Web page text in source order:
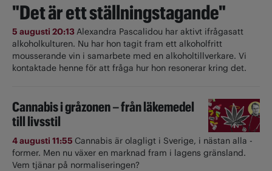
"Det är ett ställningstagande"
5 augusti 20:13Alexandra Pascalidou har aktivt ifrågasatt
alkoholkulturen. Nu har hon tagit fram ett alkoholfritt
mousserande vin i samarbete med en alkoholtillverkare. Vi
kontaktade henne för att fråga hur hon resonerar kring det.
Cannabis i gråzonen – från läkemedel
till livsstil
4 augusti 11:55 Cannabis är olagligt i ­Sverige, i nästan alla ­
former. Men nu växer en marknad fram i lagens gränsland.
Vem tjänar på normaliseringen?